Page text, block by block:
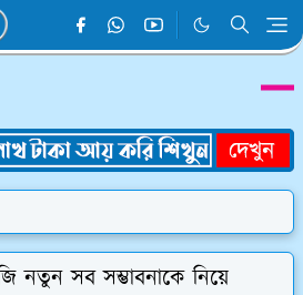
নতুন সব সম্ভাবনাকে নিয়ে